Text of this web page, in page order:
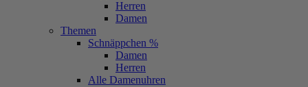
Herren
Damen
Themen
Schnäppchen %
Damen
Herren
Alle Damenuhren